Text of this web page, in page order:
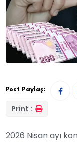
Post Paylaş:
Print :
2026 Nisan ayı